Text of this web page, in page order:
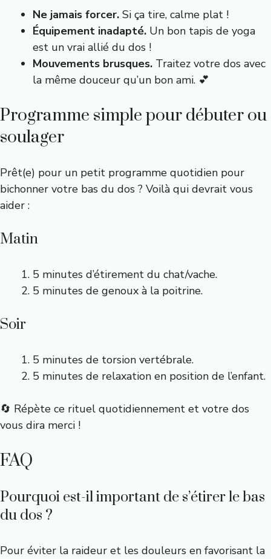
Ne jamais forcer. Si ça tire, calme plat !
Équipement inadapté. Un bon tapis de yoga
est un vrai allié du dos !
Mouvements brusques. Traitez votre dos avec
la même douceur qu’un bon ami. 💕
Programme simple pour débuter ou
soulager
Prêt(e) pour un petit programme quotidien pour
bichonner votre bas du dos ? Voilà qui devrait vous
aider :
Matin
5 minutes d’étirement du chat/vache.
5 minutes de genoux à la poitrine.
Soir
5 minutes de torsion vertébrale.
5 minutes de relaxation en position de l’enfant.
🔄 Répète ce rituel quotidiennement et votre dos
vous dira merci !
FAQ
Pourquoi est-il important de s’étirer le bas
du dos ?
Pour éviter la raideur et les douleurs en favorisant la